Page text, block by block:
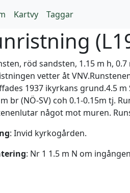
Kartvy Taggar
(
röd sandsten, 1.15 m h,
vetter åt
1937 ikyrkans grund.4.5 m
br (NÖ-SV) coh 0.1-0.15m tj.
något mot muren.
: Invid kyrkogården.
: Nr 1 1.5 m N om